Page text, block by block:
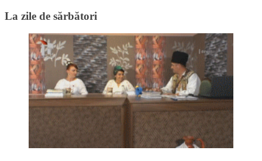
La zile de sărbători